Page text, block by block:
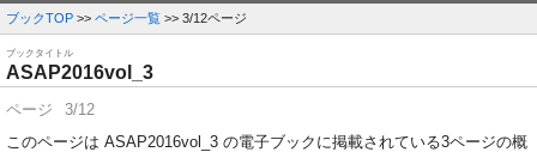
ブックTOP >> ページ一覧 >> 3/12ページ
ブックタイトル
ASAP2016vol_3
ページ
3/12
このページは ASAP2016vol_3 の電子ブックに掲載されている3ページの概